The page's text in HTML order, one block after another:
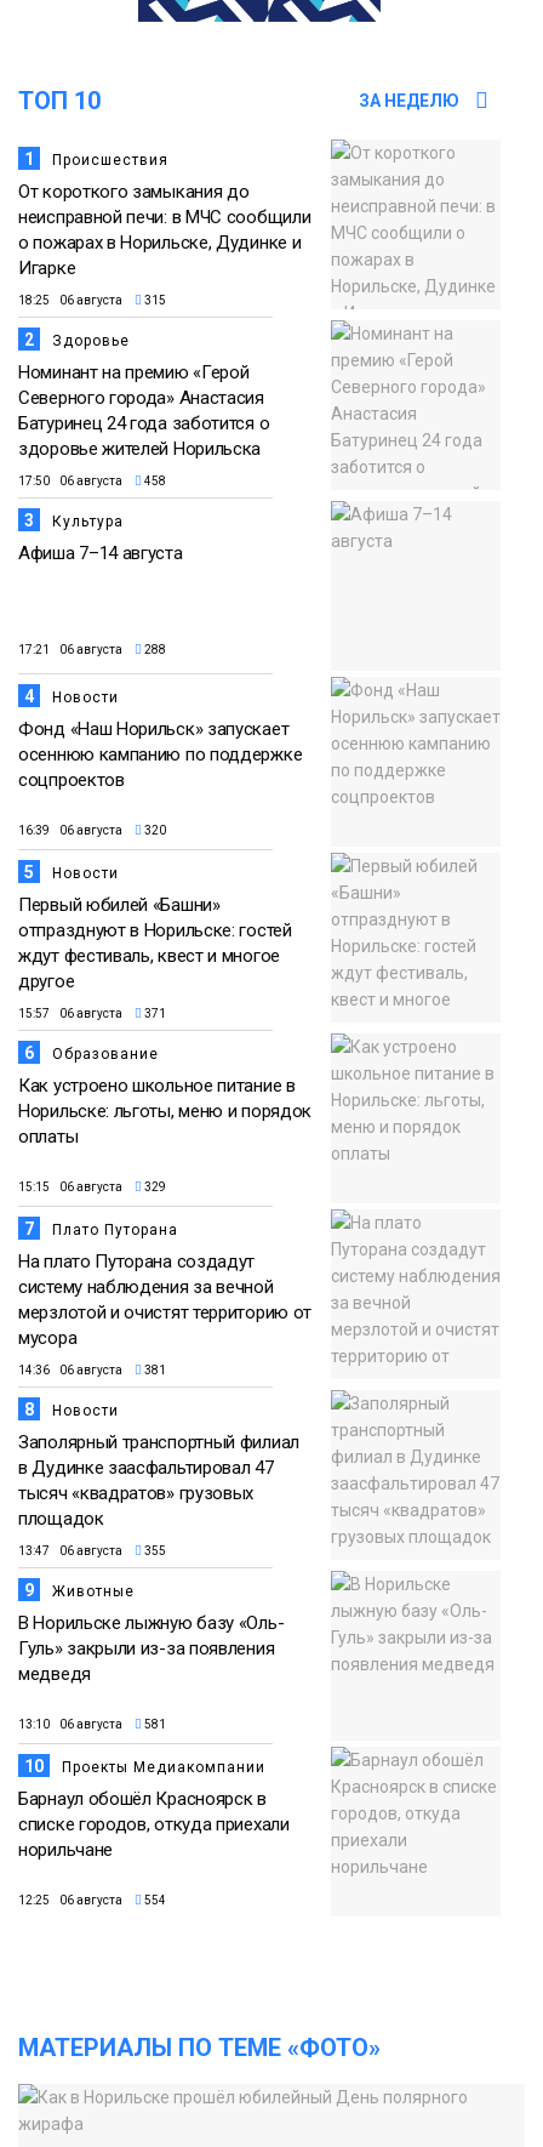
самых зрелищных событий
20 июля
Фото
прогрелся до 29 градусов
ТОП 10 ЗА НЕДЕЛЮ
1 Происшествия
От короткого замыкания до
неисправной печи: в МЧС сообщили
о пожарах в Норильске, Дудинке и
Игарке
18:25 06 августа 315
2 Здоровье
Номинант на премию «Герой
Северного города» Анастасия
Батуринец 24 года заботится о
здоровье жителей Норильска
17:50 06 августа 458
3 Культура
Афиша 7–14 августа
17:21 06 августа 288
4 Новости
Фонд «Наш Норильск» запускает
осеннюю кампанию по поддержке
соцпроектов
16:39 06 августа 320
5 Новости
Первый юбилей «Башни»
отпразднуют в Норильске: гостей
ждут фестиваль, квест и многое
другое
15:57 06 августа 371
6 Образование
Как устроено школьное питание в
Норильске: льготы, меню и порядок
оплаты
15:15 06 августа 329
7 Плато Путорана
На плато Путорана создадут
систему наблюдения за вечной
мерзлотой и очистят территорию от
мусора
14:36 06 августа 381
8 Новости
Заполярный транспортный филиал
в Дудинке заасфальтировал 47
тысяч «квадратов» грузовых
площадок
13:47 06 августа 355
9 Животные
В Норильске лыжную базу «Оль-
Гуль» закрыли из-за появления
медведя
13:10 06 августа 581
10 Проекты Медиакомпании
Барнаул обошёл Красноярск в
списке городов, откуда приехали
норильчане
12:25 06 августа 554
МАТЕРИАЛЫ ПО ТЕМЕ «ФОТО»